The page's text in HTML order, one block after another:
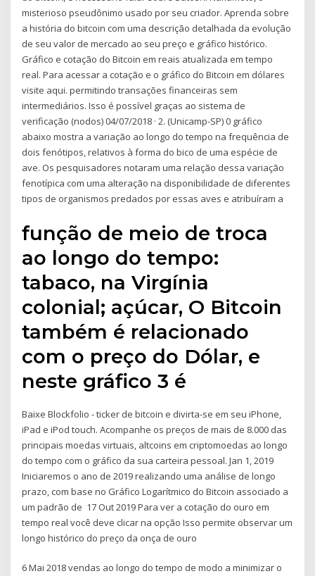
misterioso pseudônimo usado por seu criador. Aprenda sobre
a história do bitcoin com uma descrição detalhada da evolução
de seu valor de mercado ao seu preço e gráfico histórico.
Gráfico e cotação do Bitcoin em reais atualizada em tempo
real. Para acessar a cotação e o gráfico do Bitcoin em dólares
visite aqui. permitindo transações financeiras sem
intermediários. Isso é possível graças ao sistema de
verificação (nodos) 04/07/2018 · 2. (Unicamp-SP) 0 gráfico
abaixo mostra a variação ao longo do tempo na frequência de
dois fenótipos, relativos à forma do bico de uma espécie de
ave. Os pesquisadores notaram uma relação dessa variação
fenotípica com uma alteração na disponibilidade de diferentes
tipos de organismos predados por essas aves e atribuíram a
função de meio de troca
ao longo do tempo:
tabaco, na Virgínia
colonial; açúcar, O Bitcoin
também é relacionado
com o preço do Dólar, e
neste gráfico 3 é
Baixe Blockfolio - ticker de bitcoin e divirta-se em seu iPhone,
iPad e iPod touch. Acompanhe os preços de mais de 8.000 das
principais moedas virtuais, altcoins em criptomoedas ao longo
do tempo com o gráfico da sua carteira pessoal. Jan 1, 2019
Iniciaremos o ano de 2019 realizando uma análise de longo
prazo, com base no Gráfico Logarítmico do Bitcoin associado a
um padrão de 17 Out 2019 Para ver a cotação do ouro em
tempo real você deve clicar na opção Isso permite observar um
longo histórico do preço da onça de ouro
6 Mai 2018 vendas ao longo do tempo de modo a minimizar o